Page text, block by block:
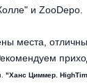
и ZooDepo.
места,
"Ханс Циммер.